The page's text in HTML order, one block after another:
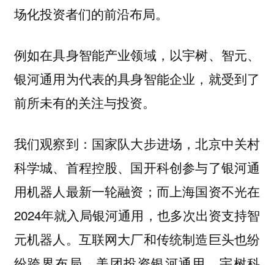
场化投资者们的前沿布局。
例如在具身智能产业领域，以宇树、智元、
银河通用为代表的具身智能企业，就受到了
前所未有的关注与投资。
我们观察到：国家队大步进场，北京中关村
科学城、首程控股、国开科创参与了银河通
用机器人最新一轮融资；而上海国资不光在
2024年就入局银河通用，也多次出资支持智
元机器人。互联网大厂和传统制造巨头也纷